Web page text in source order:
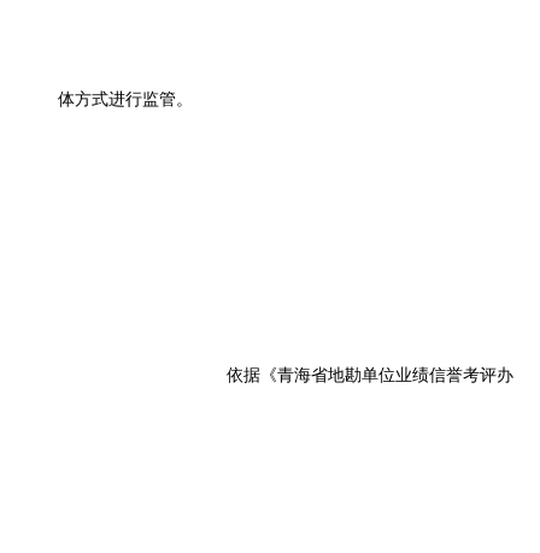
体方式进行监管。
依据《青海省地勘单位业绩信誉考评办